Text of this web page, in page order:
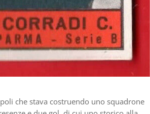
che stava costruendo uno squadrone